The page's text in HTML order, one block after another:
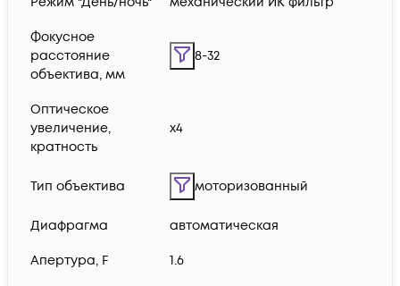
Фокусное
расстояние
объектива, мм
8-32
Оптическое
увеличение,
кратность
x4
Тип объектива моторизованный
Диафрагма автоматическая
Апертура, F 1.6